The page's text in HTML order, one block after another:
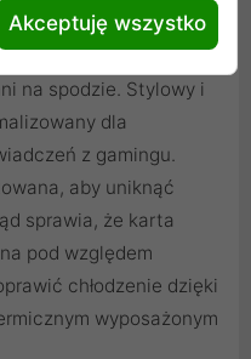
chłodzenie nie tylko ze
wentylatora, ale
na spodzie. Stylowy i
dla
z gamingu.
aby uniknąć
sprawia, że ​​karta
pod względem
chłodzenie dzięki
wyposażonym
Akceptuję wszystko